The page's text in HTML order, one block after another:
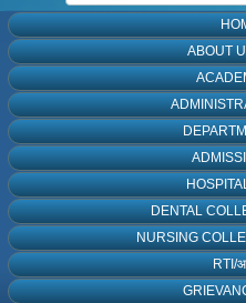
ABOUT
DENTAL
NURSING
RTI/